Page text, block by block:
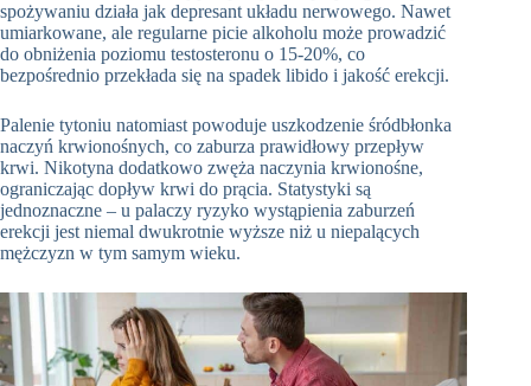
spożywaniu działa jak depresant układu nerwowego. Nawet
umiarkowane, ale regularne picie alkoholu może prowadzić
do obniżenia poziomu testosteronu o 15-20%, co
bezpośrednio przekłada się na spadek libido i jakość erekcji.
Palenie tytoniu natomiast powoduje uszkodzenie śródbłonka
naczyń krwionośnych, co zaburza prawidłowy przepływ
krwi. Nikotyna dodatkowo zwęża naczynia krwionośne,
ograniczając dopływ krwi do prącia. Statystyki są
jednoznaczne – u palaczy ryzyko wystąpienia zaburzeń
erekcji jest niemal dwukrotnie wyższe niż u niepalących
mężczyzn w tym samym wieku.